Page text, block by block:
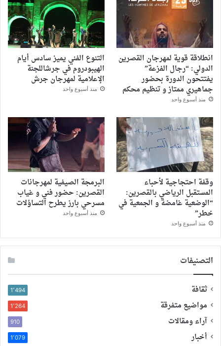
انطلاقة قوية لمهرجان القصرين
الدولي: “رجال الفزعة”
يفتتحون الدورة بحضور
جماهيري ممتاز و تنظيم محكم
منذ أسبوع واحد
التنوع الفني يميز سادس أيام
الهيبودروم في جرشاللجنة
الإعلامية لمهرجان جرش
منذ أسبوع واحد
وقفة احتجاجية لأحباء
المستقبل الرياضي بالقصرين:
“الوضعية غامضة و الجمعية في
خطر”
منذ أسبوع واحد
البرمجة الصيفية لمهرجانات
القصرين: حضور فني و غياب
مسرحي بارز يطرح التساؤلات
منذ أسبوع واحد
التصنيفات
ثقافة 1٬494
مواضيع متفرقة 1٬264
آراء ومقالات 910
أخبار 1٬079